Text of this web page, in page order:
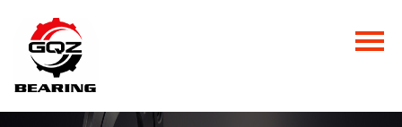
Главная
Продукция
Новости